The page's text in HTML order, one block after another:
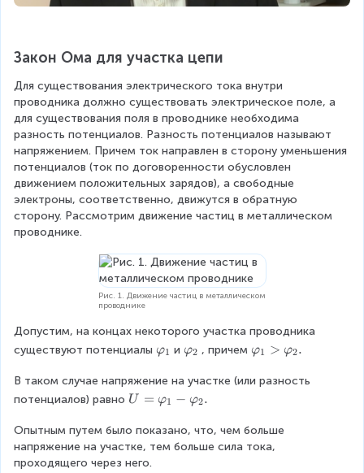
Закон Ома для участка цепи
Для существования электрического тока внутри
проводника должно существовать электрическое поле, а
для существования поля в проводнике необходима
разность потенциалов. Разность потенциалов называют
напряжением. Причем ток направлен в сторону уменьшения
потенциалов (ток по договоренности обусловлен
движением положительных зарядов), а свободные
электроны, соответственно, движутся в обратную
сторону. Рассмотрим движение частиц в металлическом
проводнике.
Рис. 1. Движение частиц в металлическом
проводнике
Допустим, на концах некоторого участка проводника
существуют потенциалы \
a
r
h
i
φ1 и \
a
r
h
i
φ2 , причем \
a
h
i
φ1 > φ2.
В таком случае напряжение на участке (или разность
потенциалов) равно U
\
v
a
U = φ1 − φ2.
Опытным путем было показано, что, чем больше
напряжение на участке, тем больше сила тока,
проходящего через него.